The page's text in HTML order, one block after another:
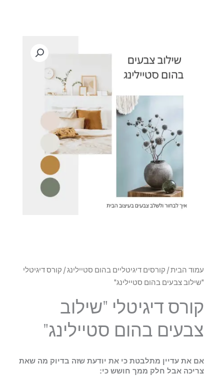
עמוד הבית/ קורסים דיגיטליים בהום סטיילינג/ קורס דיגיטלי
"שילוב צבעים בהום סטיילינג"
קורס דיגיטלי "שילוב
צבעים בהום סטיילינג"
אם את עדיין מתלבטת כי את יודעת שזה בדיוק מה שאת
צריכה אבל חלק ממך חושש כי: